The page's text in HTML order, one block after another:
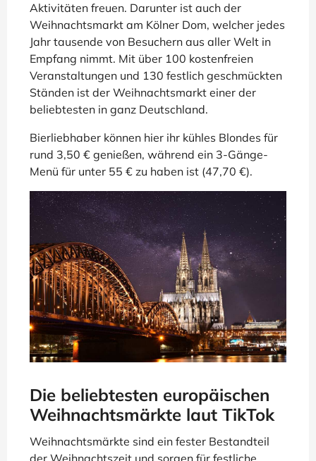
Aktivitäten freuen. Darunter ist auch der
Weihnachtsmarkt am Kölner Dom, welcher jedes
Jahr tausende von Besuchern aus aller Welt in
Empfang nimmt. Mit über 100 kostenfreien
Veranstaltungen und 130 festlich geschmückten
Ständen ist der Weihnachtsmarkt einer der
beliebtesten in ganz Deutschland.
Bierliebhaber können hier ihr kühles Blondes für
rund 3,50 € genießen, während ein 3-Gänge-
Menü für unter 55 € zu haben ist (47,70 €).
Die beliebtesten europäischen
Weihnachtsmärkte laut TikTok
Weihnachtsmärkte sind ein fester Bestandteil